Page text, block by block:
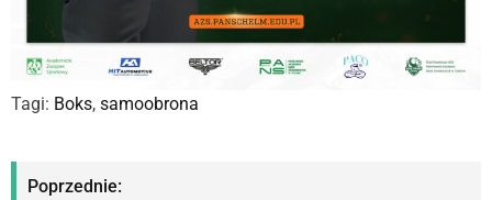
Tagi: Boks, samoobrona
NPoprzednie: